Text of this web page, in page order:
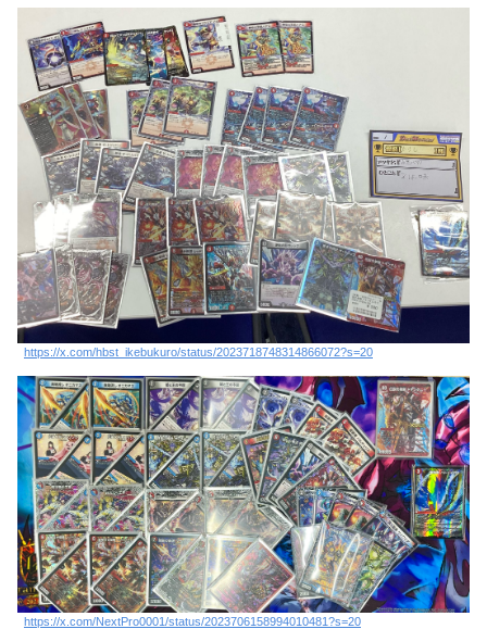
https://x.com/hbst_ikebukuro/status/2023718748314866072?s=20
https://x.com/NextPro0001/status/2023706158994010481?s=20